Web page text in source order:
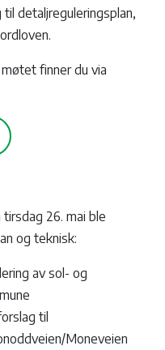
detaljreguleringsplan,
finner du via
26. mai ble
og teknisk:
av sol- og
til
Moneveien